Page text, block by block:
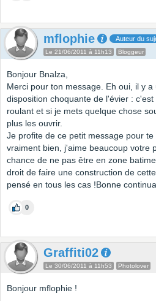
mflophie Auteur du
Le 21/06/2011 à 11h13 Bloggeur
Bonjour Bnalza,
Merci pour ton message. Eh oui, il y
disposition choquante de l'évier :
roulant et si je mets quelque chose
plus les ouvrir.
Je profite de ce petit message pour
vraiment bien, j'aime beaucoup votre
chance de ne pas être en zone
droit de faire une construction de
pensé en tous les cas !Bonne
0
Graffiti02
Le 30/06/2011 à 11h53 Photolover
Bonjour mflophie !